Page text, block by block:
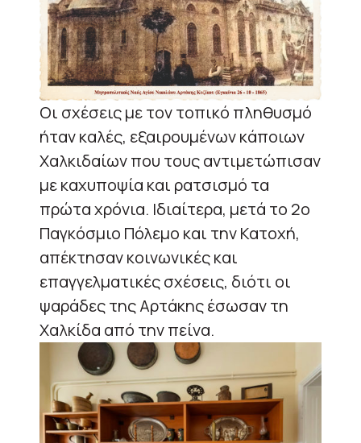
Οι σχέσεις με τον τοπικό πληθυσμό
ήταν καλές, εξαιρουμένων κάποιων
Χαλκιδαίων που τους αντιμετώπισαν
με καχυποψία και ρατσισμό τα
πρώτα χρόνια. Ιδιαίτερα, μετά το 2ο
Παγκόσμιο Πόλεμο και την Κατοχή,
απέκτησαν κοινωνικές και
επαγγελματικές σχέσεις, διότι οι
ψαράδες της Αρτάκης έσωσαν τη
Χαλκίδα από την πείνα.